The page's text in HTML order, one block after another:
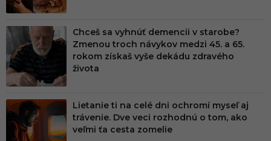
Chceš sa vyhnúť demencii v starobe?
Zmenou troch návykov medzi 45. a 65.
rokom získaš vyše dekádu zdravého
života
Lietanie ti na celé dni ochromí myseľ aj
trávenie. Dve veci rozhodnú o tom, ako
veľmi ťa cesta zomelie